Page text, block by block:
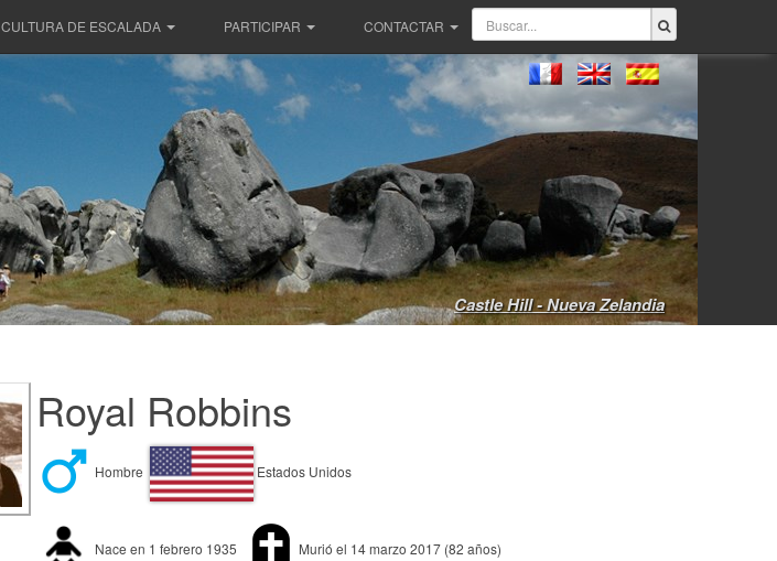
CULTURA DE ESCALADA PARTICIPAR CONTACTAR
Castle Hill - Nueva Zelandia
Royal Robbins
Hombre Estados Unidos
Nace en 1 febrero 1935 Murió el 14 marzo 2017 (82 años)